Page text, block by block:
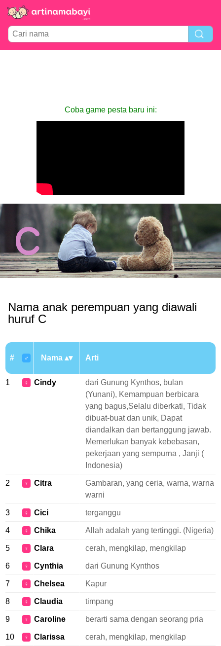
Coba game pesta baru ini:
Nama anak perempuan yang diawali
huruf C
# ♂ Nama Arti
1 ♀ Cindy
dari Gunung Kynthos, bulan
(Yunani), Kemampuan berbicara
yang bagus,Selalu diberkati, Tidak
dibuat-buat dan unik, Dapat
diandalkan dan bertanggung jawab.
Memerlukan banyak kebebasan,
pekerjaan yang sempurna , Janji (
Indonesia)
2 ♀ Citra
Gambaran, yang ceria, warna, warna
warni
3 ♀ Cici terganggu
4 ♀ Chika Allah adalah yang tertinggi. (Nigeria)
5 ♀ Clara cerah, mengkilap, mengkilap
6 ♀ Cynthia dari Gunung Kynthos
7 ♀ Chelsea Kapur
8 ♀ Claudia timpang
9 ♀ Caroline berarti sama dengan seorang pria
10 ♀ Clarissa cerah, mengkilap, mengkilap